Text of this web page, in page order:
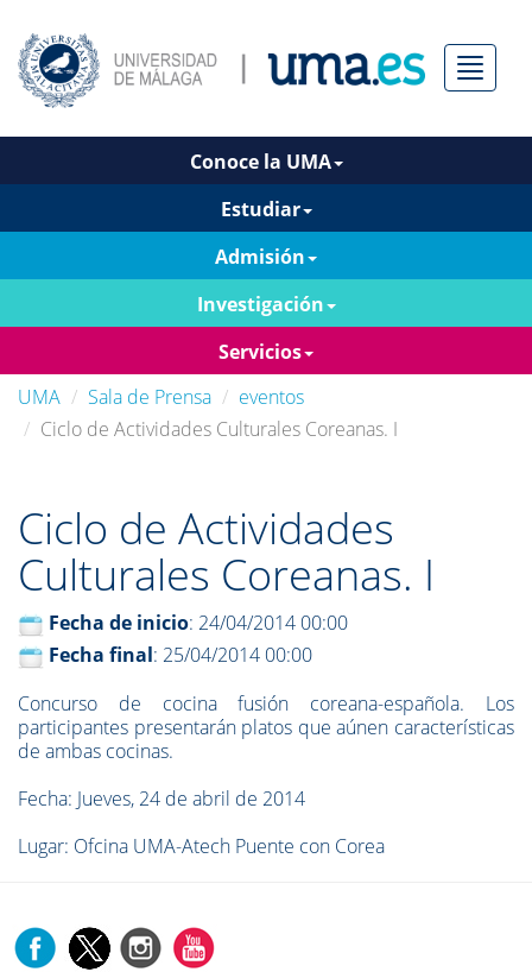
Menú
Conoce la UMA
Estudiar
Admisión
Investigación
Servicios
UMA
Sala de Prensa
eventos
Ciclo de Actividades Culturales Coreanas. I
Ciclo de Actividades
Culturales Coreanas. I
Fecha de inicio: 24/04/2014 00:00
Fecha final: 25/04/2014 00:00
Concurso de cocina fusión coreana-española. Los
participantes presentarán platos que aúnen características
de ambas cocinas.
Fecha: Jueves, 24 de abril de 2014
Lugar: Ofcina UMA-Atech Puente con Corea